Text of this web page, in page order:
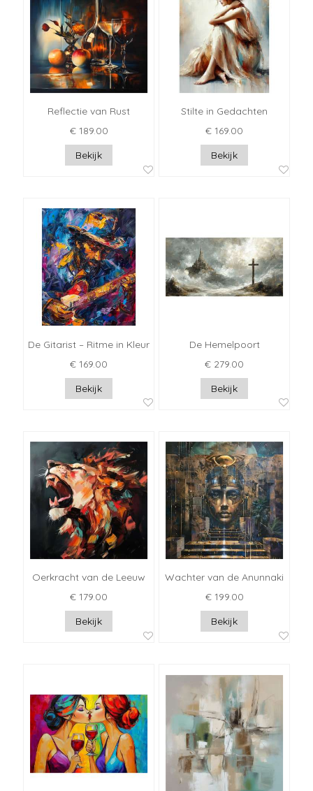
Reflectie van Rust
€ 189.00
Bekijk
Stilte in Gedachten
€ 169.00
Bekijk
De Gitarist – Ritme in Kleur
€ 169.00
Bekijk
De Hemelpoort
€ 279.00
Bekijk
Oerkracht van de Leeuw
€ 179.00
Bekijk
Wachter van de Anunnaki
€ 199.00
Bekijk